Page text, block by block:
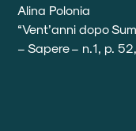
Alina Polonia
“Vent’anni dopo
– Sapere – n.1, p.